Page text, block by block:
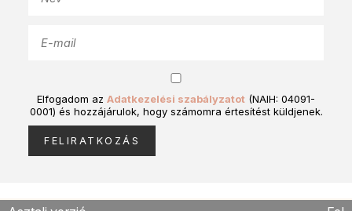
Elfogadom az Adatkezelési szabályzatot (NAIH: 04091-
0001) és hozzájárulok, hogy számomra értesítést küldjenek.